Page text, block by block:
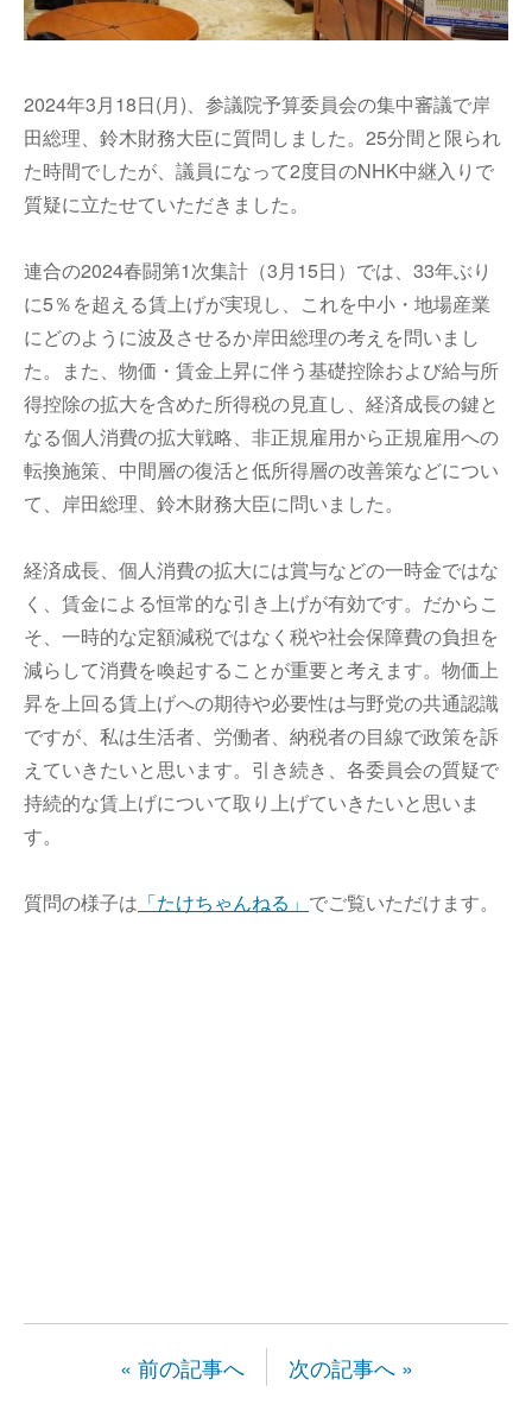
2024年3月18日(月)、参議院予算委員会の集中審議で岸
田総理、鈴木財務大臣に質問しました。25分間と限られ
た時間でしたが、議員になって2度目のNHK中継入りで
質疑に立たせていただきました。
連合の2024春闘第1次集計（3月15日）では、33年ぶり
に5％を超える賃上げが実現し、これを中小・地場産業
にどのように波及させるか岸田総理の考えを問いまし
た。また、物価・賃金上昇に伴う基礎控除および給与所
得控除の拡大を含めた所得税の見直し、経済成長の鍵と
なる個人消費の拡大戦略、非正規雇用から正規雇用への
転換施策、中間層の復活と低所得層の改善策などについ
て、岸田総理、鈴木財務大臣に問いました。
経済成長、個人消費の拡大には賞与などの一時金ではな
く、賃金による恒常的な引き上げが有効です。だからこ
そ、一時的な定額減税ではなく税や社会保障費の負担を
減らして消費を喚起することが重要と考えます。物価上
昇を上回る賃上げへの期待や必要性は与野党の共通認識
ですが、私は生活者、労働者、納税者の目線で政策を訴
えていきたいと思います。引き続き、各委員会の質疑で
持続的な賃上げについて取り上げていきたいと思いま
す。
質問の様子は 「たけちゃんねる」 でご覧いただけます。
« 前の記事へ 次の記事へ »